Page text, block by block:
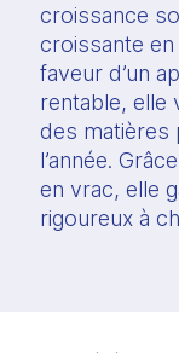
croissance
croissante
faveur d’un
rentable, elle
des matières
l’année.
en vrac, elle
rigoureux à